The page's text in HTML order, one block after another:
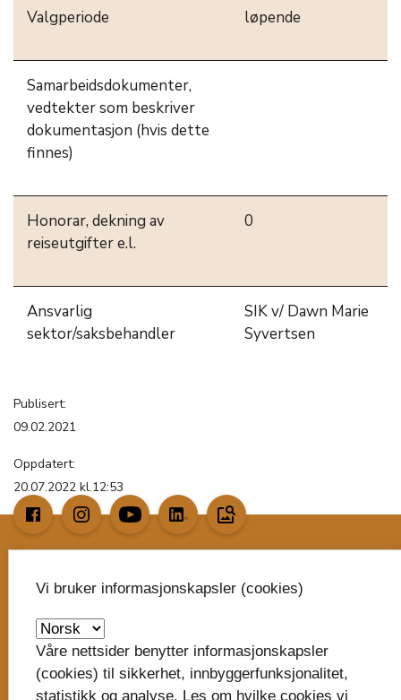
Valgperiode løpende
Samarbeidsdokumenter,
vedtekter som beskriver
dokumentasjon (hvis dette
finnes)
Honorar, dekning av
reiseutgifter e.l.
0
Ansvarlig
sektor/saksbehandler
SIK v/ Dawn Marie
Syvertsen
Publisert:
09.02.2021
Oppdatert:
20.07.2022 kl.12:53
image_search
Skriv til oss
Vestfold fylkeskommune
Postboks 1213
Trudvang
3105 Tønsberg
Vi bruker informasjonskapsler (cookies)
Våre nettsider benytter informasjonskapsler
(cookies) til sikkerhet, innbyggerfunksjonalitet,
statistikk og analyse. Les om hvilke cookies vi